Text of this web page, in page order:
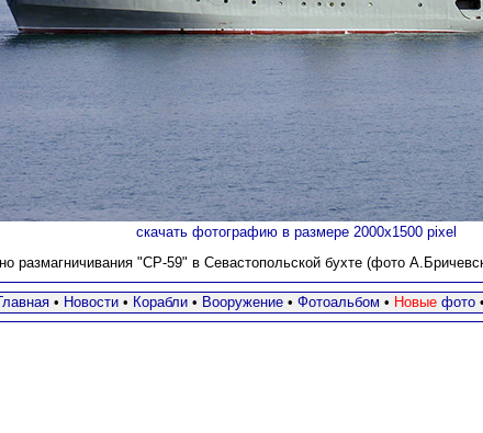
скачать фотографию в размере 2000х1500 pixel
размагничивания "СР-59" в Севастопольской бухте (фото
• Новости• Корабли• Вооружение • Фотоальбом • Новыефото •